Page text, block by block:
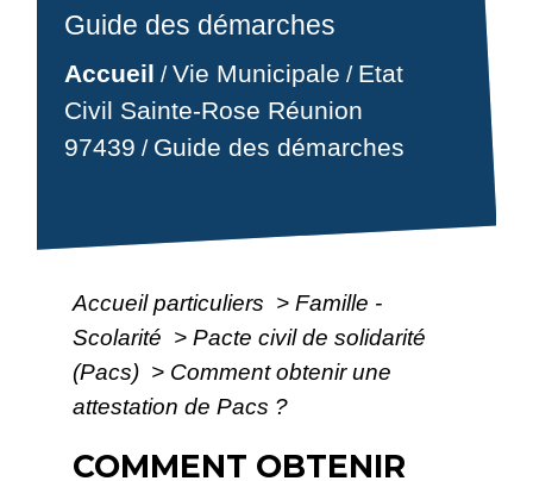
Guide des démarches
Accueil /Vie Municipale / Etat
Civil Sainte-Rose Réunion
97439 / Guide des démarches
Accueil particuliers > Famille -
Scolarité > Pacte civil de solidarité
(Pacs) > Comment obtenir une
attestation de Pacs ?
COMMENT OBTENIR